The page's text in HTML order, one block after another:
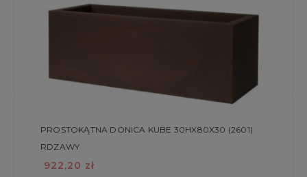
PROSTOKĄTNA DONICA KUBE 30HX80X30 (2601)
RDZAWY
922,20 zł